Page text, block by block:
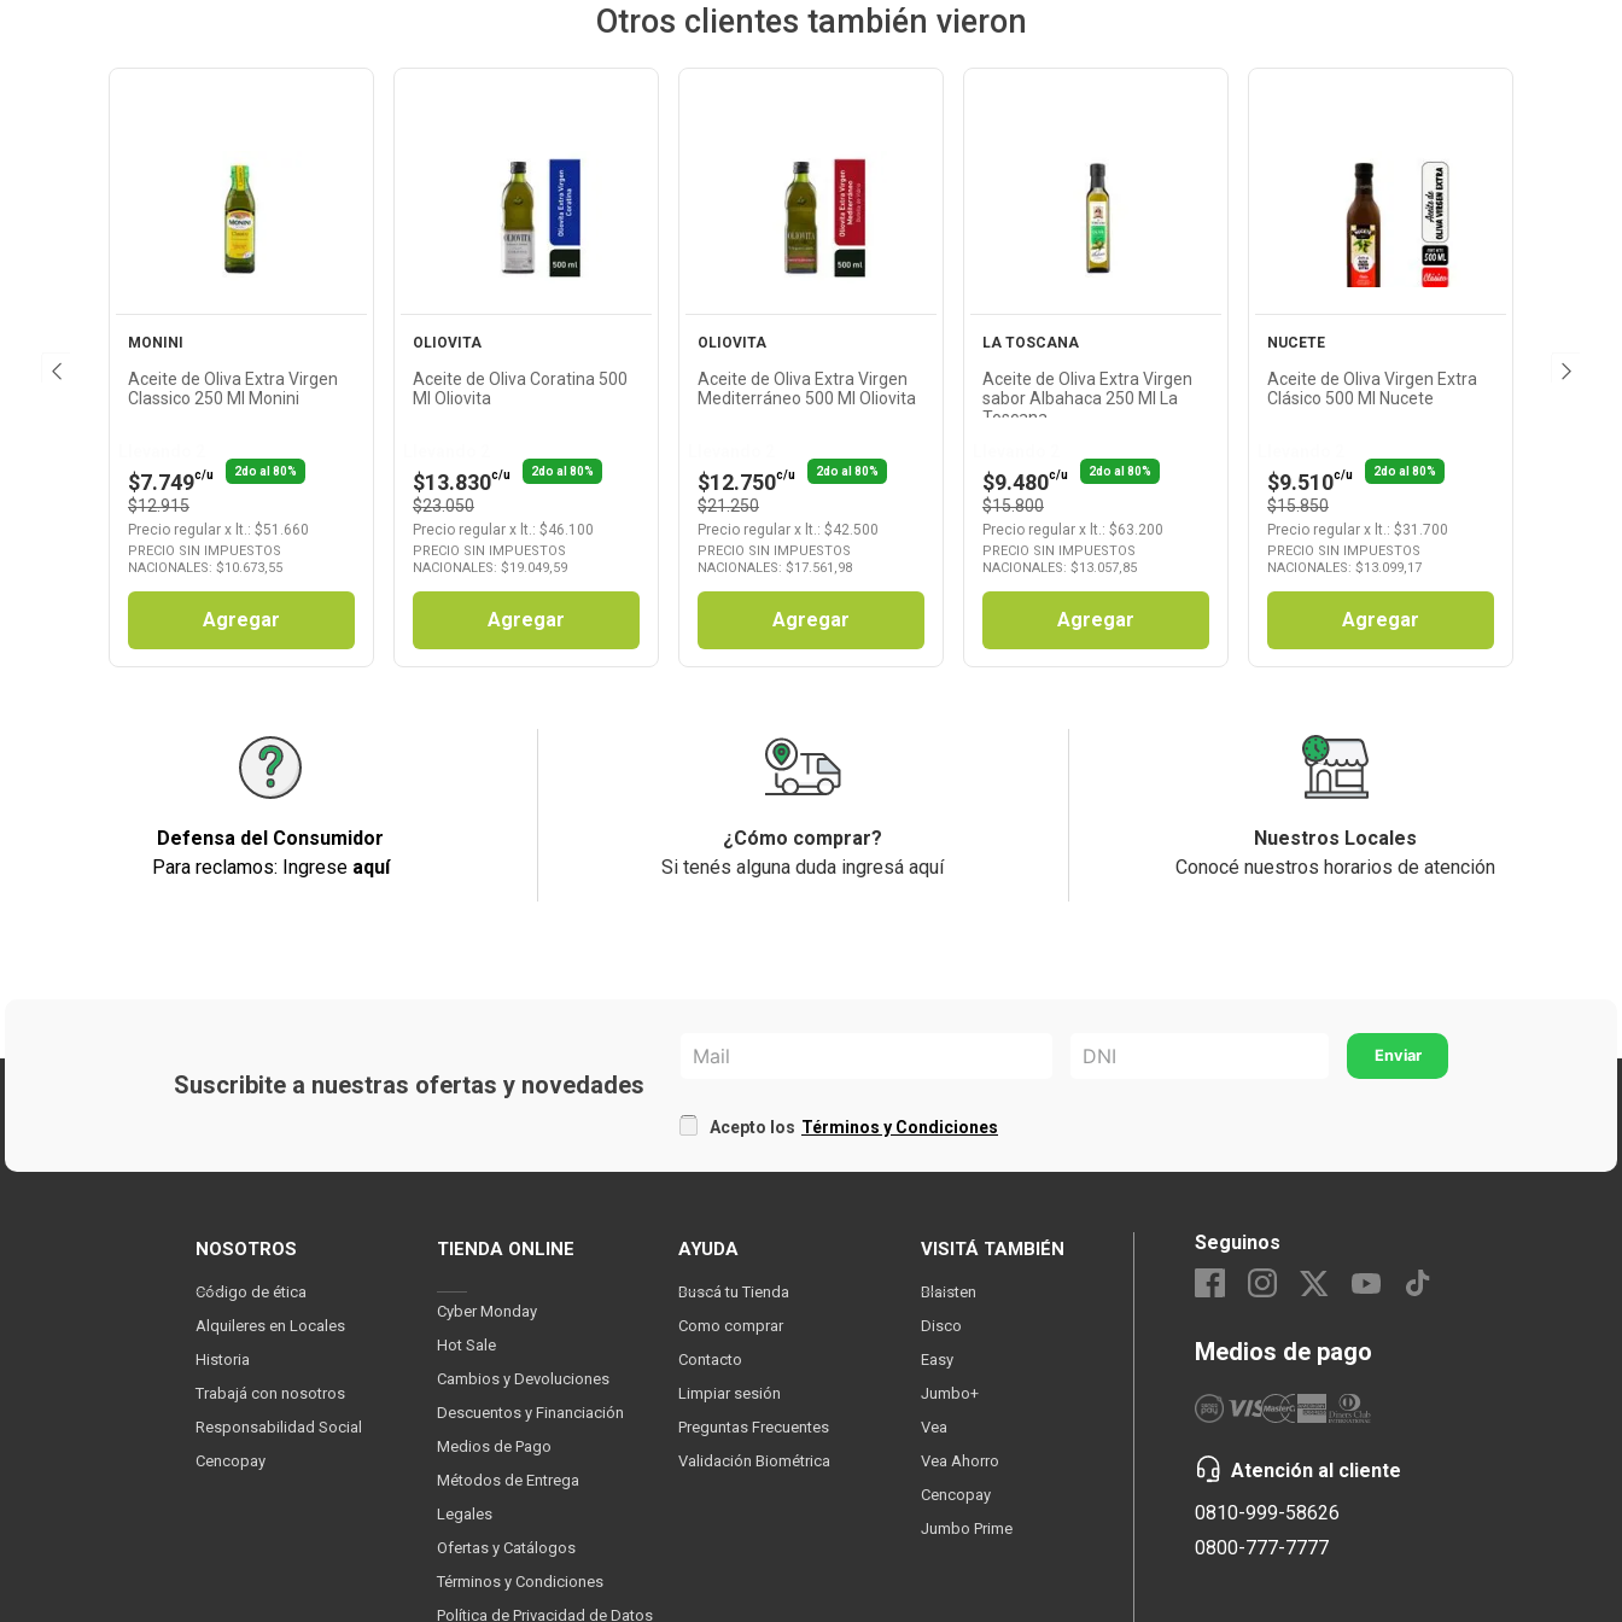
Otros clientes también vieron
Ver
Producto
MONINI
Aceite de Oliva Extra Virgen
Classico 250 Ml Monini
$7.749c/u 2do al 80%
$12.915
Precio regular x lt.: $51.660
PRECIO SIN IMPUESTOS
NACIONALES: $10.673,55
Agregar
Ver
Producto
OLIOVITA
Aceite de Oliva Coratina 500
Ml Oliovita
$13.830c/u 2do al 80%
$23.050
Precio regular x lt.: $46.100
PRECIO SIN IMPUESTOS
NACIONALES: $19.049,59
Agregar
Ver
Producto
OLIOVITA
Aceite de Oliva Extra Virgen
Mediterráneo 500 Ml Oliovita
$12.750c/u 2do al 80%
$21.250
Precio regular x lt.: $42.500
PRECIO SIN IMPUESTOS
NACIONALES: $17.561,98
Agregar
Ver
Producto
LA TOSCANA
Aceite de Oliva Extra Virgen
sabor Albahaca 250 Ml La
Toscana
$9.480c/u 2do al 80%
$15.800
Precio regular x lt.: $63.200
PRECIO SIN IMPUESTOS
NACIONALES: $13.057,85
Agregar
Ver
Producto
NUCETE
Aceite de Oliva Virgen Extra
Clásico 500 Ml Nucete
$9.510c/u 2do al 80%
$15.850
Precio regular x lt.: $31.700
PRECIO SIN IMPUESTOS
NACIONALES: $13.099,17
Agregar
Defensa del Consumidor
Para reclamos: Ingrese aquí
¿Cómo comprar?
Si tenés alguna duda ingresá aquí
Nuestros Locales
Conocé nuestros horarios de atención
Suscribite a nuestras ofertas y novedades
Acepto los Términos y Condiciones
NOSOTROS
Código de ética
Alquileres en Locales
Historia
Trabajá con nosotros
Responsabilidad Social
Cencopay
TIENDA ONLINE
Cyber Monday
Hot Sale
Cambios y Devoluciones
Descuentos y Financiación
Medios de Pago
Métodos de Entrega
Legales
Ofertas y Catálogos
Términos y Condiciones
Política de Privacidad de Datos
AYUDA
Buscá tu Tienda
Como comprar
Contacto
Limpiar sesión
Preguntas Frecuentes
Validación Biométrica
VISITÁ TAMBIÉN
Blaisten
Disco
Easy
Jumbo+
Vea
Vea Ahorro
Cencopay
Jumbo Prime
Seguinos
Medios de pago
Atención al cliente
0810-999-58626
0800-777-7777